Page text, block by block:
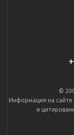
©
Информация на сайте
и